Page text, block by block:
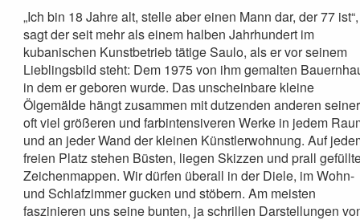
„Ich bin 18 Jahre alt, stelle aber einen Mann dar, der 77 ist“,
sagt der seit mehr als einem halben Jahrhundert im
kubanischen Kunstbetrieb tätige Saulo, als er vor seinem
Lieblingsbild steht: Dem 1975 von ihm gemalten
in dem er geboren wurde. Das unscheinbare kleine
Ölgemälde hängt zusammen mit dutzenden anderen seiner
oft viel größeren und farbintensiveren Werke in jedem
und an jeder Wand der kleinen Künstlerwohnung. Auf
freien Platz stehen Büsten, liegen Skizzen und prall
Zeichenmappen. Wir dürfen überall in der Diele, im Wohn-
und Schlafzimmer gucken und stöbern. Am meisten
faszinieren uns seine bunten, ja schrillen Darstellungen